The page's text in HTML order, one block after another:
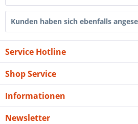
Kunden haben sich ebenfalls
Service Hotline
Shop Service
Informationen
Newsletter